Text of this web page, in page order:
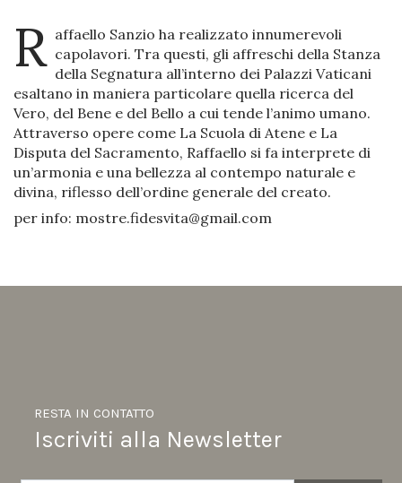
R affaello Sanzio ha realizzato innumerevoli
capolavori. Tra questi, gli affreschi della Stanza
della Segnatura all’interno dei Palazzi Vaticani
esaltano in maniera particolare quella ricerca del
Vero, del Bene e del Bello a cui tende l’animo umano.
Attraverso opere come La Scuola di Atene e La
Disputa del Sacramento, Raffaello si fa interprete di
un’armonia e una bellezza al contempo naturale e
divina, riflesso dell’ordine generale del creato.
per info: mostre.fidesvita@gmail.com
RESTA IN CONTATTO
Iscriviti alla Newsletter